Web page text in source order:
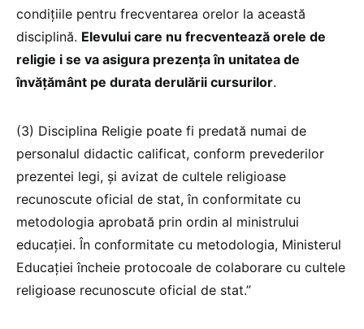
condițiile pentru frecventarea orelor la această
disciplină. Elevului care nu frecventează orele de
religie i se va asigura prezența în unitatea de
învățământ pe durata derulării cursurilor.
(3) Disciplina Religie poate fi predată numai de
personalul didactic calificat, conform prevederilor
prezentei legi, și avizat de cultele religioase
recunoscute oficial de stat, în conformitate cu
metodologia aprobată prin ordin al ministrului
educației. În conformitate cu metodologia, Ministerul
Educației încheie protocoale de colaborare cu cultele
religioase recunoscute oficial de stat.”